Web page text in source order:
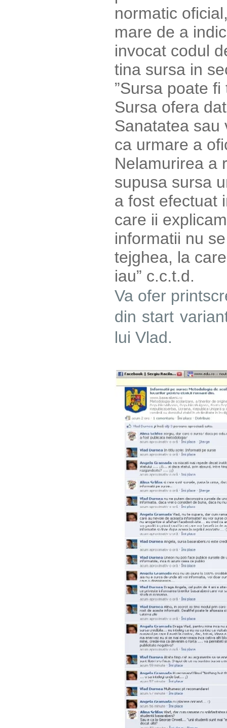
normatic
mare de a
invocat codul
tina sursa in
”Sursa poate
Sursa ofera
Sanatatea sau
ca urmare a
Nelamurirea a
supusa sursa
a fost efectuat
care ii
informatii nu
tejghea, la
iau” c.c.t.d.
Va ofer
din start
lui Vlad.